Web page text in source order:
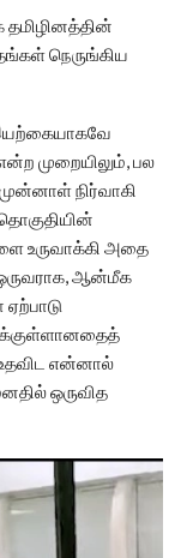
தமிழினத்தின்
நெருங்கிய
முறையிலும், பல
நிர்வாகி
உருவாக்கி அதை
ஒருவராக, ஆன்மீக
ஏற்பாடு
என்னால்
ஒருவித